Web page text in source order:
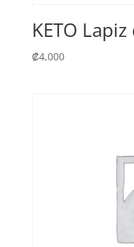
KETO
₡4,000